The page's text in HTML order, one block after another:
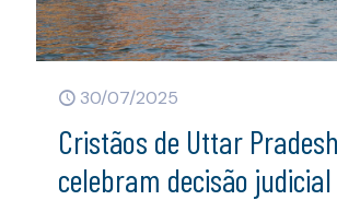
30/07/2025
Cristãos de Uttar Pradesh
celebram decisão judicial